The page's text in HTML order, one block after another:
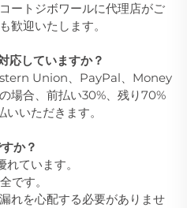
ートジボワールに代理店がご
歓迎いたします。
応していますか？
Union、PayPal、Money
場合、前払い30%、残り70%
いただきます。
か？
ています。
です。
れを心配する必要がありませ